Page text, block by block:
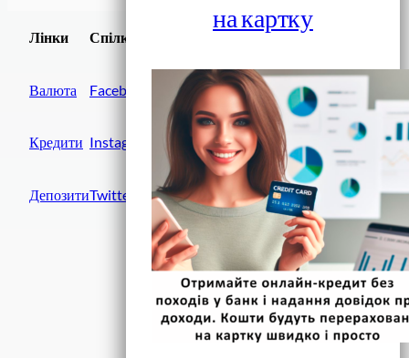
Лінки
Валюта
Кредити
Депозити
Спілки
Facebook
Instagram
Twitter
Завантажити
Фінанси IN UA
вулиця Хрещатик, 14
Київ, 01001
Україна
на картку